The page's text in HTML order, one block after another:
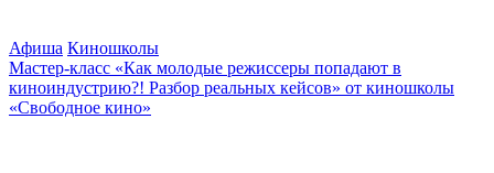
Афиша Киношколы
Мастер-класс «Как молодые режиссеры попадают в
киноиндустрию?! Разбор реальных кейсов» от киношколы
«Свободное кино»